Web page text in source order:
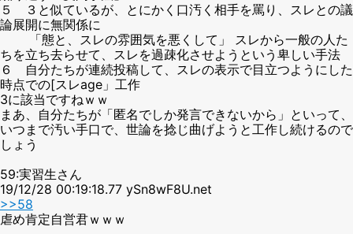
５ ３と似ているが、とにかく口汚く相手を罵り、スレとの議
論展開に無関係に
「態と、スレの雰囲気を悪くして」 スレから一般の人た
ちを立ち去らせて、スレを過疎化させようという卑しい手法
６ 自分たちが連続投稿して、スレの表示で目立つようにした
時点での[スレage」工作
3に該当ですねｗｗ
まあ、自分たちが「匿名でしか発言できないから」といって、
いつまで汚い手口で、世論を捻じ曲げようと工作し続けるので
しょう
59:実習生さん
19/12/28 00:19:18.77 ySn8wF8U.net
>>58
虐め肯定自営君ｗｗｗ